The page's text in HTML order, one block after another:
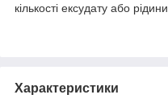
кількості ексудату або рідини.
Характеристики